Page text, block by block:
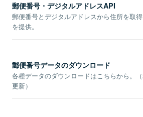
郵便番号・デジタルアドレスAPI
郵便番号とデジタルアドレスから住所を取
を提供。
郵便番号データのダウンロード
各種データのダウンロードはこちらから。
更新）